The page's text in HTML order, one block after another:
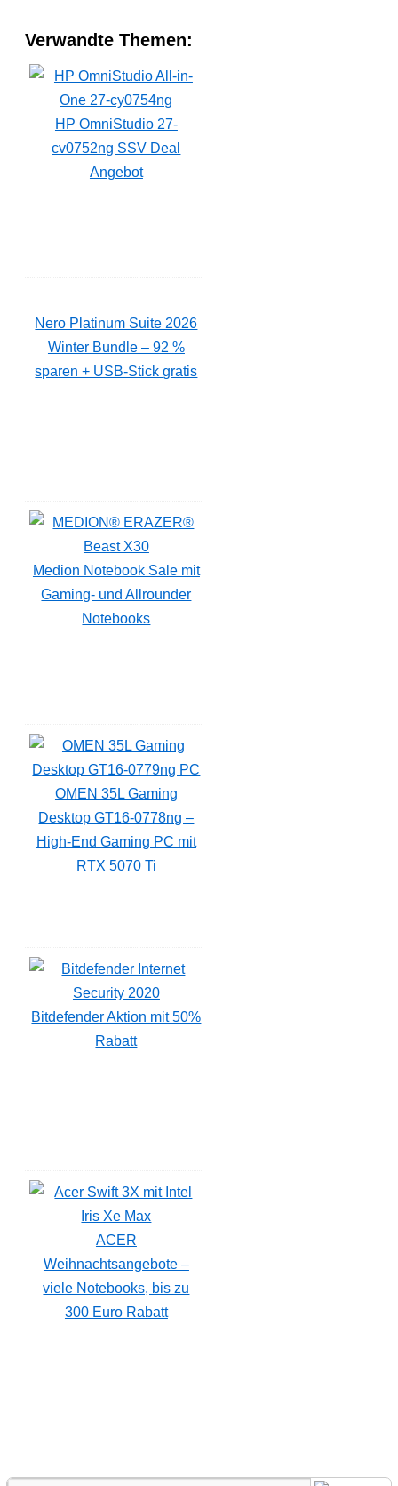
Verwandte Themen:
HP OmniStudio 27-
cv0752ng SSV Deal
Angebot
Nero Platinum Suite 2026
Winter Bundle – 92 %
sparen + USB-Stick gratis
Medion Notebook Sale mit
Gaming- und Allrounder
Notebooks
OMEN 35L Gaming
Desktop GT16-0778ng –
High-End Gaming PC mit
RTX 5070 Ti
Bitdefender Aktion mit 50%
Rabatt
ACER
Weihnachtsangebote –
viele Notebooks, bis zu
300 Euro Rabatt